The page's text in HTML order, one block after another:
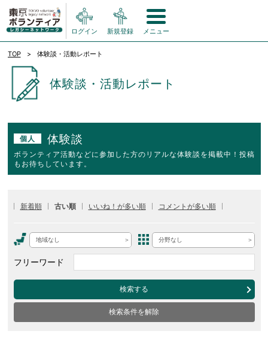
ログイン 新規登録 メニュー
TOP 体験談・活動レポート
体験談・活動レポート
個人 体験談
ボランティア活動などに参加した方のリアルな体験談を掲載中！投稿
もお待ちしています。
新着順 古い順 いいね！が多い順 コメントが多い順
地域なし 分野なし
フリーワード
検索する
検索条件を解除